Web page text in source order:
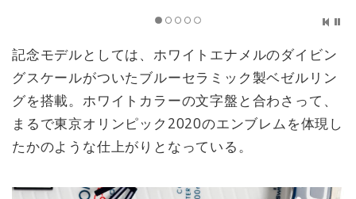
記念モデルとしては、ホワイトエナメルのダイビン
グスケールがついたブルーセラミック製ベゼルリン
グを搭載。ホワイトカラーの文字盤と合わさって、
まるで東京オリンピック2020のエンブレムを体現し
たかのような仕上がりとなっている。